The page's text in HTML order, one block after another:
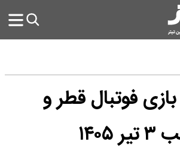
فوتبال قطر و